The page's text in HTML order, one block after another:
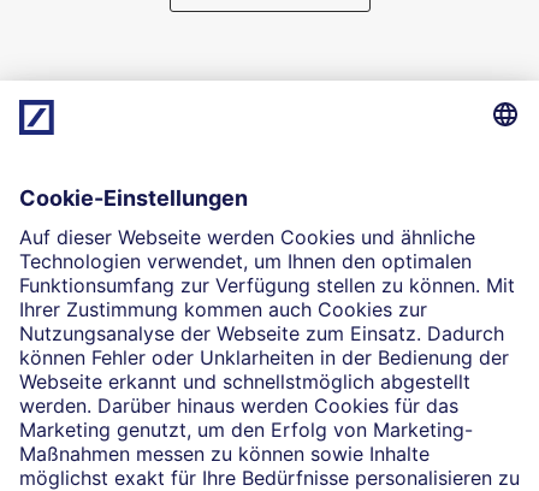
Deine Ansprechpartner:innen